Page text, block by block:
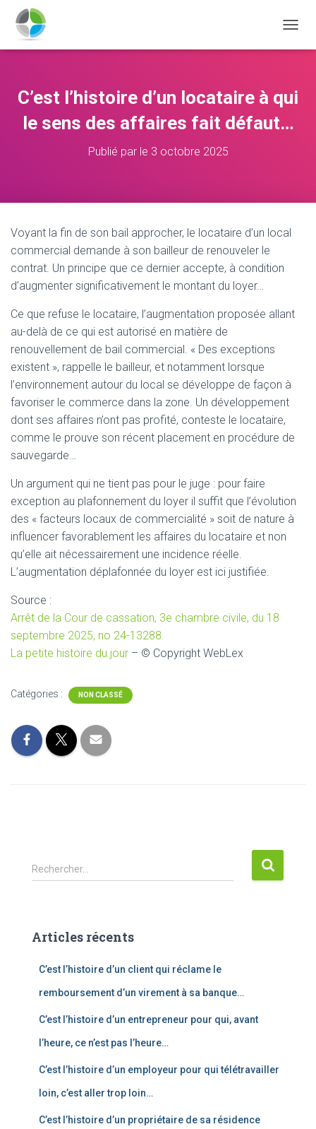
É
E
L
T
C’est l’histoire d’un locataire à qui
le sens des affaires fait défaut…
Publié par le 3 octobre 2025
Voyant la fin de son bail approcher, le locataire d’un local
commercial demande à son bailleur de renouveler le
contrat. Un principe que ce dernier accepte, à condition
d’augmenter significativement le montant du loyer…
Ce que refuse le locataire, l’augmentation proposée allant
au-delà de ce qui est autorisé en matière de
renouvellement de bail commercial. « Des exceptions
existent », rappelle le bailleur, et notamment lorsque
l’environnement autour du local se développe de façon à
favoriser le commerce dans la zone. Un développement
dont ses affaires n’ont pas profité, conteste le locataire,
comme le prouve son récent placement en procédure de
sauvegarde…
Un argument qui ne tient pas pour le juge : pour faire
exception au plafonnement du loyer il suffit que l’évolution
des « facteurs locaux de commercialité » soit de nature à
influencer favorablement les affaires du locataire et non
qu’elle ait nécessairement une incidence réelle.
L’augmentation déplafonnée du loyer est ici justifiée.
Source :
Arrêt de la Cour de cassation, 3e chambre civile, du 18
septembre 2025, no 24-13288
La petite histoire du jour – © Copyright WebLex
Catégories : NON CLASSÉ
R
e
r
Rechercher…
Articles récents
C’est l’histoire d’un client qui réclame le
remboursement d’un virement à sa banque…
C’est l’histoire d’un entrepreneur pour qui, avant
l’heure, ce n’est pas l’heure…
C’est l’histoire d’un employeur pour qui télétravailler
loin, c’est aller trop loin…
C’est l’histoire d’un propriétaire de sa résidence